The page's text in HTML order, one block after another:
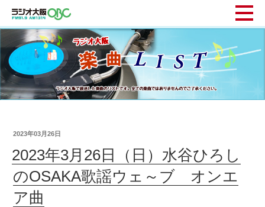
2023年03月26日
2023年3月26日（日）水谷ひろし
のOSAKA歌謡ウェ～ブ オンエ
ア曲